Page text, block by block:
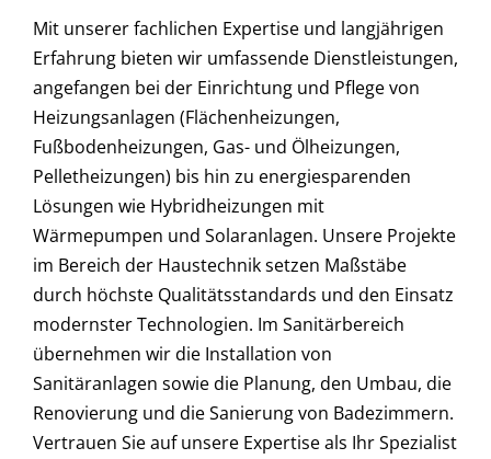
Service
Über uns
Karriere
FAQs
Wissenswertes
Kontakt
Mit unserer fachlichen Expertise und langjährigen
Erfahrung bieten wir umfassende Dienstleistungen,
angefangen bei der Einrichtung und Pflege von
Heizungsanlagen (Flächenheizungen,
Fußbodenheizungen, Gas- und Ölheizungen,
Pelletheizungen) bis hin zu energiesparenden
Lösungen wie Hybridheizungen mit
Wärmepumpen und Solaranlagen. Unsere Projekte
im Bereich der Haustechnik setzen Maßstäbe
durch höchste Qualitätsstandards und den Einsatz
modernster Technologien. Im Sanitärbereich
übernehmen wir die Installation von
Sanitäranlagen sowie die Planung, den Umbau, die
Renovierung und die Sanierung von Badezimmern.
Vertrauen Sie auf unsere Expertise als Ihr Spezialist